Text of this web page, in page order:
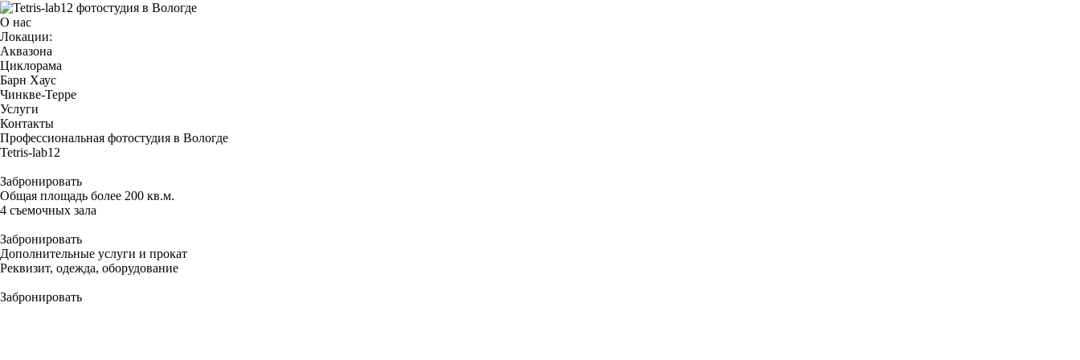
О нас
Локации:
Аквазона
Циклорама
Барн Хаус
Чинкве-Терре
Услуги
Контакты
Профессиональная фотостудия в Вологде
Tetris-lab12
Забронировать
Общая площадь более 200 кв.м.
4 съемочных зала
Забронировать
Дополнительные услуги и прокат
Реквизит, одежда, оборудование
Забронировать